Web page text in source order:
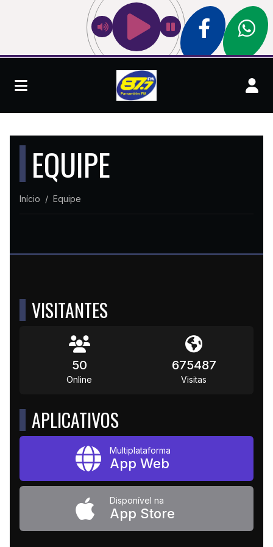
EQUIPE
Início Equipe
VISITANTES
50
Online
675487
Visitas
APLICATIVOS
Multiplataforma
App Web
Disponível na
App Store